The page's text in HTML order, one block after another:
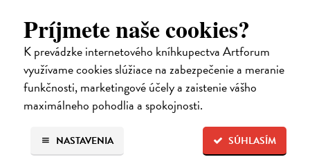
Príjmete naše cookies?
K prevádzke internetového kníhkupectva Artforum
využívame cookies slúžiace na zabezpečenie a meranie
funkčnosti, marketingové účely a zaistenie vášho
maximálneho pohodlia a spokojnosti.
SÚHLASÍM
NASTAVENIA
Neuromant